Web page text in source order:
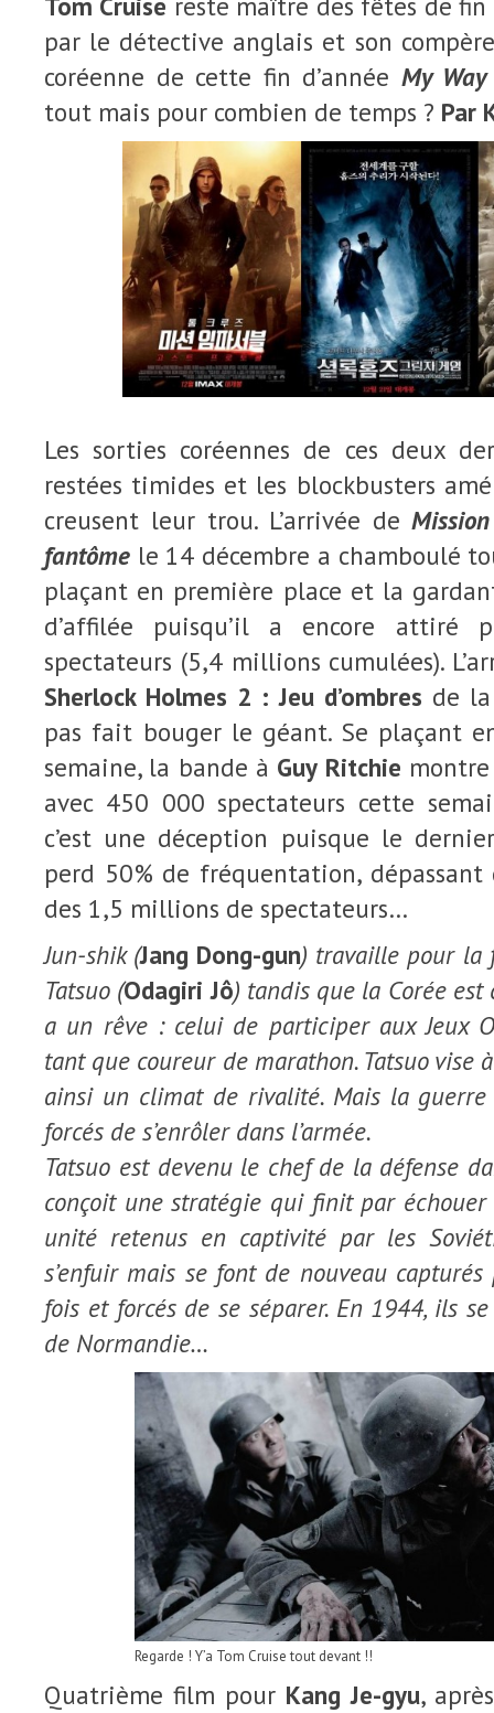
par le détective anglais et son
coréenne de cette fin d’année My Way
tout mais pour combien de temps ? Par
Les sorties coréennes de ces deux
restées timides et les blockbusters
creusent leur trou. L’arrivée de
fantôme le 14 décembre a chamboulé
plaçant en première place et la
d’affilée puisqu’il a encore attiré
spectateurs (5,4 millions cumulées).
Sherlock Holmes 2 : Jeu d’ombres de
pas fait bouger le géant. Se plaçant
semaine, la bande à Guy Ritchie
avec 450 000 spectateurs cette
c’est une déception puisque le
perd 50% de fréquentation,
des 1,5 millions de spectateurs…
Jun-shik (Jang Dong-gun) travaille pour la
Tatsuo (Odagiri Jô) tandis que la Corée est
a un rêve : celui de participer aux Jeux
tant que coureur de marathon. Tatsuo vise
ainsi un climat de rivalité. Mais la
forcés de s’enrôler dans l’armée.
Tatsuo est devenu le chef de la défense
conçoit une stratégie qui finit par
unité retenus en captivité par les
s’enfuir mais se font de nouveau
fois et forcés de se séparer. En 1944, ils
de Normandie…
Regarde ! Y’a Tom Cruise tout devant !!
Quatrième film pour Kang Je-gyu,